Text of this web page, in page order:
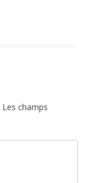
Les champs